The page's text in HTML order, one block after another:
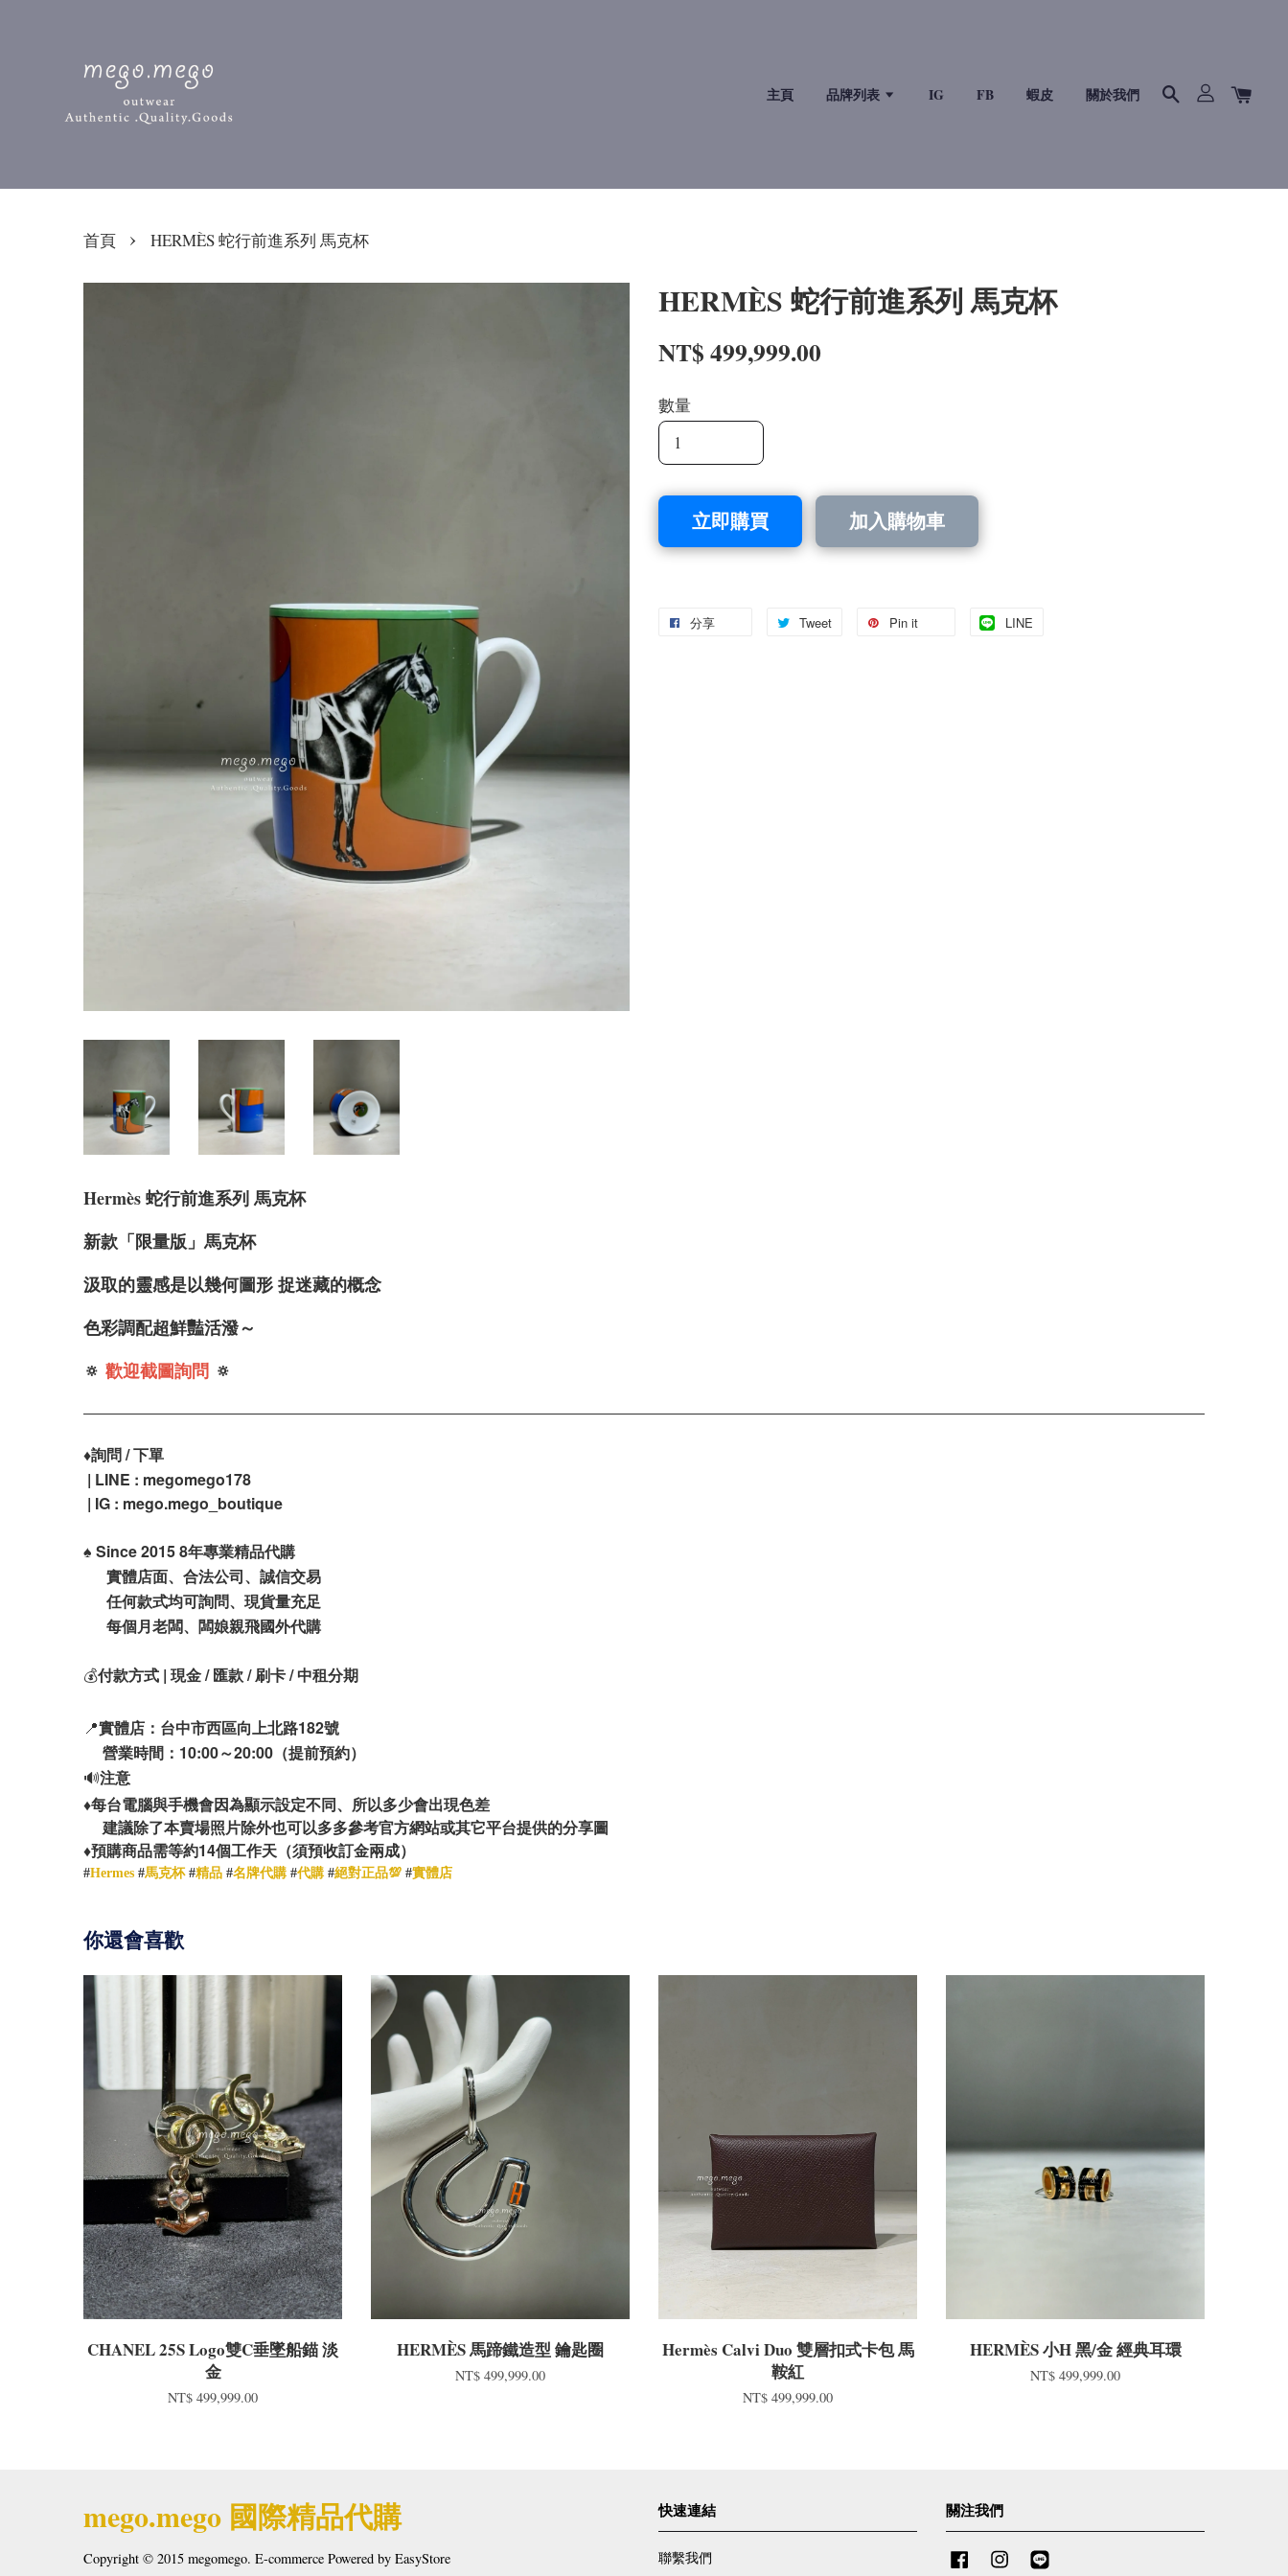
主頁 品牌列表 IG FB 蝦皮 關於我們
首頁 › HERMÈS 蛇行前進系列 馬克杯
HERMÈS 蛇行前進系列 馬克杯
NT$ 499,999.00
數量
立即購買 加入購物車
分享 Tweet Pin it LINE
Hermès 蛇行前進系列 馬克杯
新款「限量版」馬克杯
汲取的靈感是以幾何圖形 捉迷藏的概念
色彩調配超鮮豔活潑～
🔅 歡迎截圖詢問 🔅
♦️詢問 / 下單
| LINE : megomego178
| IG : mego.mego_boutique
♠️ Since 2015 8年專業精品代購
實體店面、合法公司、誠信交易
任何款式均可詢問、現貨量充足
每個月老闆、闆娘親飛國外代購
💰付款方式 | 現金 / 匯款 / 刷卡 / 中租分期
📍實體店：台中市西區向上北路182號
營業時間：10:00～20:00（提前預約）
🔊注意
♦️每台電腦與手機會因為顯示設定不同、所以多少會出現色差
建議除了本賣場照片除外也可以多多參考官方網站或其它平台提供的分享圖
♦️預購商品需等約14個工作天（須預收訂金兩成）
#Hermes #馬克杯 #精品 #名牌代購 #代購 #絕對正品💯 #實體店
你還會喜歡
CHANEL 25S Logo雙C垂墜船錨 淡
金
NT$ 499,999.00
HERMÈS 馬蹄鐵造型 鑰匙圈
NT$ 499,999.00
Hermès Calvi Duo 雙層扣式卡包 馬
鞍紅
NT$ 499,999.00
HERMÈS 小H 黑/金 經典耳環
NT$ 499,999.00
mego.mego 國際精品代購
Copyright © 2015 megomego. E-commerce Powered by EasyStore
快速連結
聯繫我們
關注我們
Facebook Instagram